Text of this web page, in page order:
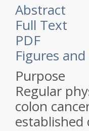
Abstract
Full Text
PDF
Figures
Purpose
Regular
colon
established